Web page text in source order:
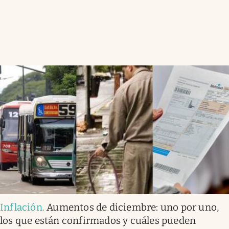
Inflación.Aumentos de diciembre: uno por uno,
los que están confirmados y cuáles pueden